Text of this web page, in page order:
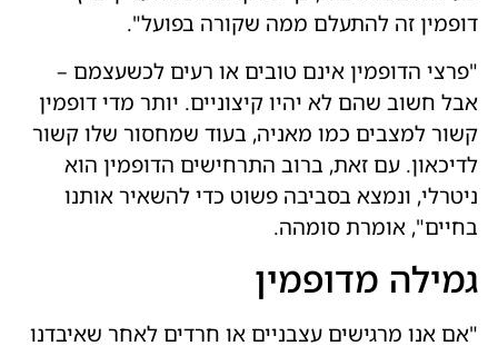
דופמין זה להתעלם ממה שקורה בפועל".
"פרצי הדופמין אינם טובים או רעים לכשעצמם –
אבל חשוב שהם לא יהיו קיצוניים. יותר מדי דופמין
קשור למצבים כמו מאניה, בעוד שמחסור שלו קשור
לדיכאון. עם זאת, ברוב התרחישים הדופמין הוא
ניטרלי, ונמצא בסביבה פשוט כדי להשאיר אותנו
בחיים", אומרת סומהה.
גמילה מדופמין
"אם אנו מרגישים עצבניים או חרדים לאחר שאיבדנו